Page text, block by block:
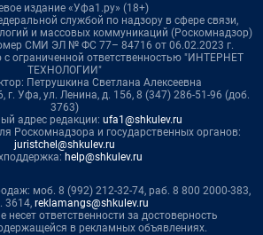
издание «Уфа1.ру» (18+)
службой по надзору в сфере связи,
и массовых коммуникаций (Роскомнадзор)
СМИ ЭЛ № ФС 77– 84716 от 06.02.2023 г.
с ограниченной ответственностью "ИНТЕРНЕТ
ТЕХНОЛОГИИ"
Петрушкина Светлана Алексеевна
г. Уфа, ул. Ленина, д. 156, 8 (347) 286-51-96 (доб.
3763)
адрес редакции: ufa1@shkulev.ru
Роскомнадзора и государственных органов:
juristchel@shkulev.ru
help@shkulev.ru
моб. 8 (992) 212-32-74, раб. 8 800 2000-383,
3614, reklamangs@shkulev.ru
несет ответственности за достоверность
в рекламных объявлениях.